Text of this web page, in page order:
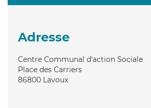
Adresse
Centre Communal d'action Sociale
Place des Carriers
86800 Lavoux